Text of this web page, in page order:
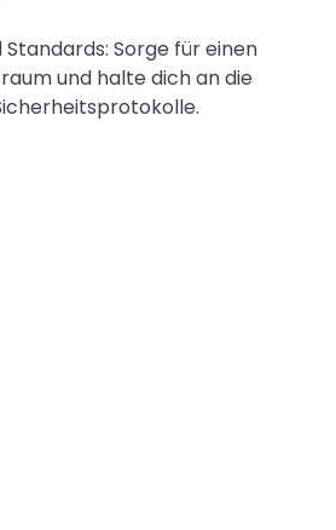
Sorge für einen
und halte dich an die